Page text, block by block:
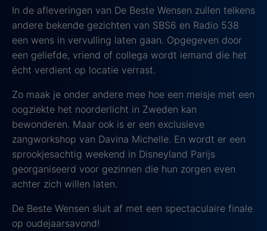
In de afleveringen van De Beste Wensen zullen telkens
andere bekende gezichten van SBS6 en Radio 538
een wens in vervulling laten gaan. Opgegeven door
een geliefde, vriend of collega wordt iemand die het
écht verdient op locatie verrast.
Zo maak je onder andere mee hoe een meisje met een
oogziekte het noorderlicht in Zweden kan
bewonderen. Maar ook is er een exclusieve
zangworkshop van Davina Michelle. En wordt er een
sprookjesachtig weekend in Disneyland Parijs
georganiseerd voor gezinnen die hun zorgen even
achter zich willen laten.
De Beste Wensen sluit af met een spectaculaire finale
op oudejaarsavond!